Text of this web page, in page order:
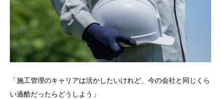
「施工管理のキャリアは活かしたいけれど、今の会社と同じくら
い過酷だったらどうしよう」